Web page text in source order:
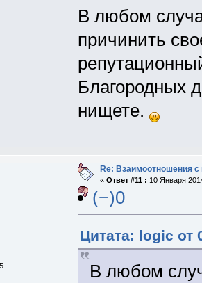
В любом
причинить
Благородных
нищете.
Re: Взаимоотношения с
« Ответ #11 : 10 Января
(−)0
Цитата: logic от
В любом